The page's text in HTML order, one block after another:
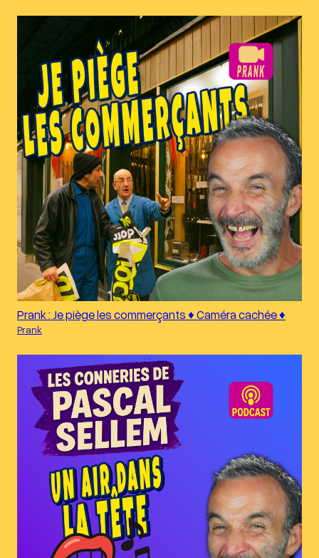
Prank : Je piège les commerçants ♦︎ Caméra cachée ♦︎
Prank